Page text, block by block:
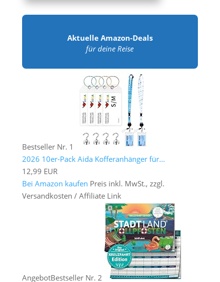
Aktuelle Amazon-Deals
für deine Reise
Bestseller Nr. 1
2026 10er-Pack Aida Kofferanhänger für...
12,99 EUR
Bei Amazon kaufen Preis inkl. MwSt., zzgl.
Versandkosten / Affiliate Link
AngebotBestseller Nr. 2